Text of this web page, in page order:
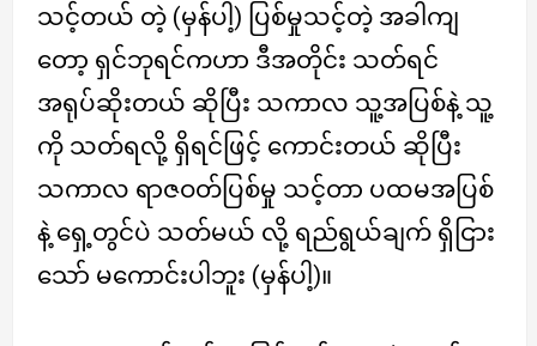
သင့်တယ် တဲ့ (မှန်ပါ့) ပြစ်မှုသင့်တဲ့ အခါကျ
တော့ ရှင်ဘုရင်ကဟာ ဒီအတိုင်း သတ်ရင်
အရုပ်ဆိုးတယ် ဆိုပြီး သကာလ သူ့အပြစ်နဲ့ သူ့
ကို သတ်ရလို့ ရှိရင်ဖြင့် ကောင်းတယ် ဆိုပြီး
သကာလ ရာဇဝတ်ပြစ်မှု သင့်တာ ပထမအပြစ်
နဲ့ ရှေ့တွင်ပဲ သတ်မယ် လို့ ရည်ရွယ်ချက် ရှိငြား
သော် မကောင်းပါဘူး (မှန်ပါ့)။